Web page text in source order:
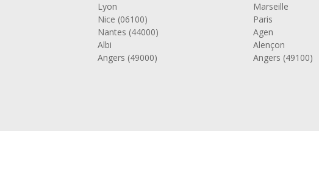
Lyon
Marseille
Nice (06100)
Paris
Nantes (44000)
Agen
Albi
Alençon
Angers (49000) Angers (49100)